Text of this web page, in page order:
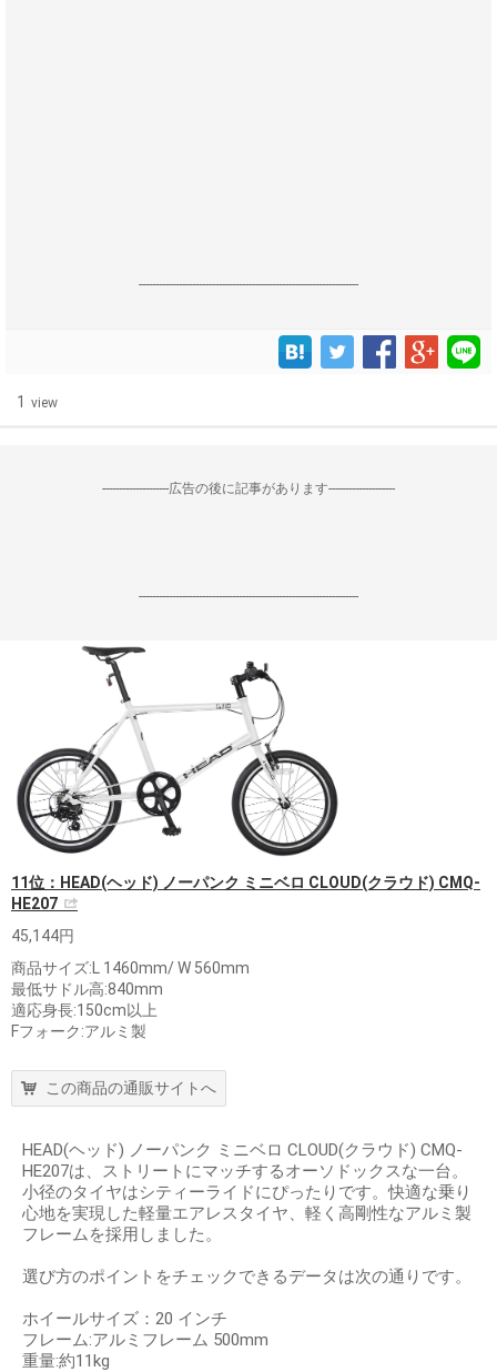
------------------------------------------------------------------
1 view
--------------------広告の後に記事があります--------------------
------------------------------------------------------------------
11位：HEAD(ヘッド) ノーパンク ミニベロ CLOUD(クラウド) CMQ-
HE207
45,144円
商品サイズ:L 1460mm/ W 560mm
最低サドル高:840mm
適応身長:150cm以上
Fフォーク:アルミ製
この商品の通販サイトへ
HEAD(ヘッド) ノーパンク ミニベロ CLOUD(クラウド) CMQ-
HE207は、ストリートにマッチするオーソドックスな一台。
小径のタイヤはシティーライドにぴったりです。快適な乗り
心地を実現した軽量エアレスタイヤ、軽く高剛性なアルミ製
フレームを採用しました。
選び方のポイントをチェックできるデータは次の通りです。
ホイールサイズ：20 インチ
フレーム:アルミフレーム 500mm
重量:約11kg